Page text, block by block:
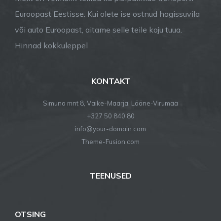
Euroopast Eestisse. Kui olete ise ostnud hagissuvila
või auto Euroopast, aitame selle teile koju tuua.
Hinnad kokkuleppel
KONTAKT
Simuna mnt 8, Väike-Maarja, Lääne-Virumaa
+327 50 840 80
info@your-domain.com
Theme-Fusion.com
TEENUSED
OTSING